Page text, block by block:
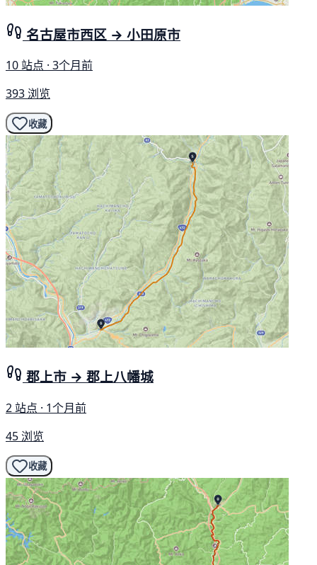
名古屋市西区 → 小田原市
10 站点 · 3个月前
393 浏览
收藏
郡上市 → 郡上八幡城
2 站点 · 1个月前
45 浏览
收藏